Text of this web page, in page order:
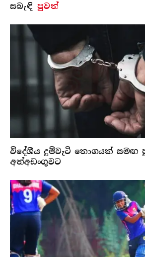
සබැ​ඳි පුවත්
විදේශීය දුම්වැටි තොගයක් සමඟ
අත්අඩංගුවට